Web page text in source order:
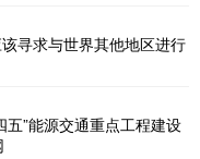
寻求与世界其他地区进行
”能源交通重点工程建设